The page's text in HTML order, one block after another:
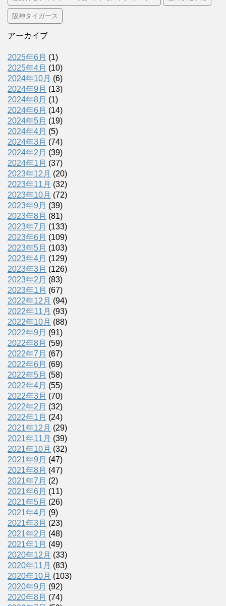
阪神タイガース
アーカイブ
2025年6月 (1)
2025年4月 (10)
2024年10月 (6)
2024年9月 (13)
2024年8月 (1)
2024年6月 (14)
2024年5月 (19)
2024年4月 (5)
2024年3月 (74)
2024年2月 (39)
2024年1月 (37)
2023年12月 (20)
2023年11月 (32)
2023年10月 (72)
2023年9月 (39)
2023年8月 (81)
2023年7月 (133)
2023年6月 (109)
2023年5月 (103)
2023年4月 (129)
2023年3月 (126)
2023年2月 (83)
2023年1月 (67)
2022年12月 (94)
2022年11月 (93)
2022年10月 (88)
2022年9月 (91)
2022年8月 (59)
2022年7月 (67)
2022年6月 (69)
2022年5月 (58)
2022年4月 (55)
2022年3月 (70)
2022年2月 (32)
2022年1月 (24)
2021年12月 (29)
2021年11月 (39)
2021年10月 (32)
2021年9月 (47)
2021年8月 (47)
2021年7月 (2)
2021年6月 (11)
2021年5月 (26)
2021年4月 (9)
2021年3月 (23)
2021年2月 (48)
2021年1月 (49)
2020年12月 (33)
2020年11月 (83)
2020年10月 (103)
2020年9月 (92)
2020年8月 (74)